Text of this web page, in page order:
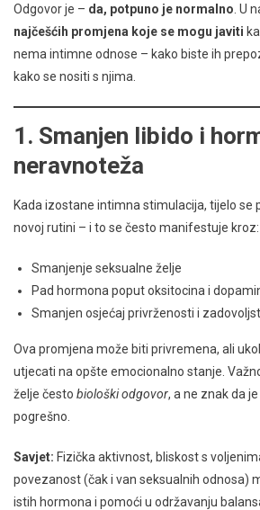
Odgovor je – da, potpuno je normalno . U
najčešćih promjena koje se mogu javiti
nema intimne odnose – kako biste ih
kako se nositi s njima.
1. Smanjen libido i
neravnoteža
Kada izostane intimna stimulacija, tijelo se
novoj rutini – i to se često manifestuje kroz:
Smanjenje seksualne želje
Pad hormona poput oksitocina i
Smanjen osjećaj privrženosti i
Ova promjena može biti privremena, ali
utjecati na opšte emocionalno stanje.
želje često biološki odgovor, a ne znak da
pogrešno.
Savjet: Fizička aktivnost, bliskost s
povezanost (čak i van seksualnih odnosa)
istih hormona i pomoći u održavanju